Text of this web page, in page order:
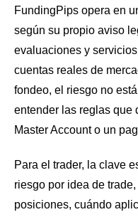
FundingPips opera en
según su propio aviso
evaluaciones y
cuentas reales de
fondeo, el riesgo no
entender las reglas que
Master Account o un
Para el trader, la clave
riesgo por idea de
posiciones, cuándo